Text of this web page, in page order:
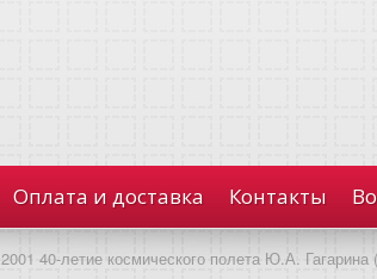
Оплата и доставка Контакты
2001 40-летие космического полета Ю.А.